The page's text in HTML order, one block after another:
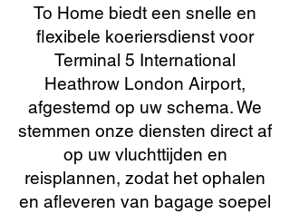
To Home biedt een snelle en
flexibele koeriersdienst voor
Terminal 5 International
Heathrow London Airport,
afgestemd op uw schema. We
stemmen onze diensten direct af
op uw vluchttijden en
reisplannen, zodat het ophalen
en afleveren van bagage soepel